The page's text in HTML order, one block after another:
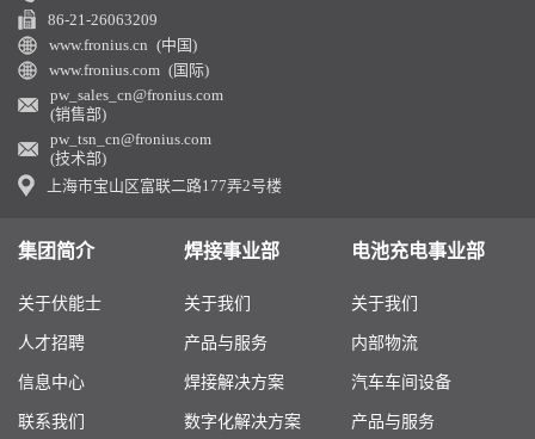
86-21-26063209
www.fronius.cn (中国)
www.fronius.com (国际)
pw_sales_cn@fronius.com
(销售部)
pw_tsn_cn@fronius.com
(技术部)
上海市宝山区富联二路177弄2号楼
集团简介
关于伏能士
人才招聘
信息中心
联系我们
焊接事业部
关于我们
产品与服务
焊接解决方案
数字化解决方案
电池充电事业部
关于我们
内部物流
汽车车间设备
产品与服务